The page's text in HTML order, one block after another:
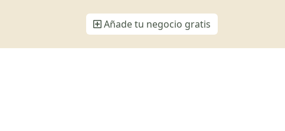
Añade tu negocio gratis